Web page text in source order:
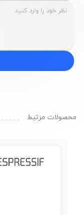
محصولات مرتبط